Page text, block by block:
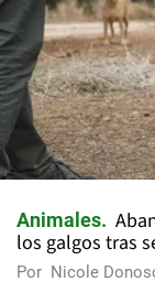
Animales
los galgos tras
Por Nicole